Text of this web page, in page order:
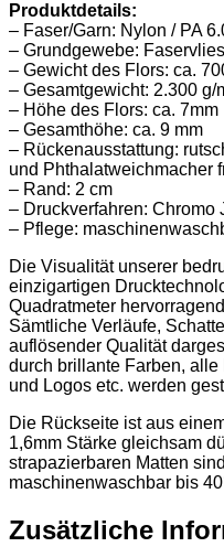
Produktdetails:
– Faser/Garn: Nylon / PA
– Grundgewebe:
– Gewicht des Flors: ca.
– Gesamtgewicht: 2.300 g/
– Höhe des Flors: ca. 7mm
– Gesamthöhe: ca. 9 mm
– Rückenausstattung:
und Phthalatweichmacher
– Rand: 2 cm
– Druckverfahren: Chromo
– Pflege:
Die Visualität unserer
einzigartigen
Quadratmeter
Sämtliche Verläufe,
auflösender Qualität
durch brillante Farben,
und Logos etc. werden
Die Rückseite ist aus
1,6mm Stärke gleichsam
strapazierbaren Matten
maschinenwaschbar bis
Zusätzliche